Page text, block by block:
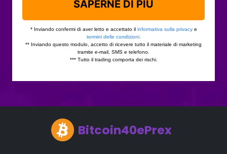
Bitcoin40ePrex